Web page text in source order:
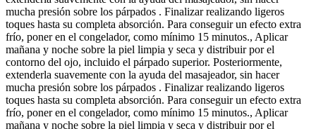
mucha presión sobre los párpados . Finalizar realizando ligeros
toques hasta su completa absorción. Para conseguir un efecto extra
frío, poner en el congelador, como mínimo 15 minutos., Aplicar
mañana y noche sobre la piel limpia y seca y distribuir por el
contorno del ojo, incluido el párpado superior. Posteriormente,
extenderla suavemente con la ayuda del masajeador, sin hacer
mucha presión sobre los párpados . Finalizar realizando ligeros
toques hasta su completa absorción. Para conseguir un efecto extra
frío, poner en el congelador, como mínimo 15 minutos., Aplicar
mañana y noche sobre la piel limpia y seca y distribuir por el